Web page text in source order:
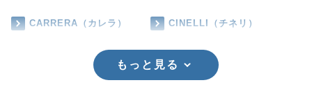
CARRERA（カレラ） CINELLI（チネリ）
もっと見る